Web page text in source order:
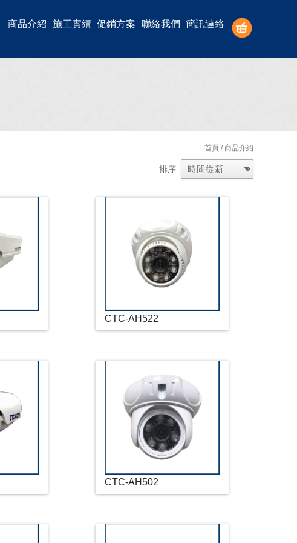
商品介紹 施工實績 促銷方案 聯絡我們 簡訊連絡
首頁 / 商品介紹
排序:
CTC-AH522
CTC-AH502